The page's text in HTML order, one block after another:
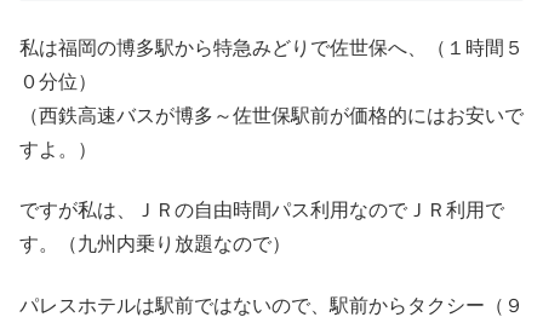
私は福岡の博多駅から特急みどりで佐世保へ、（１時間５
０分位）
（西鉄高速バスが博多～佐世保駅前が価格的にはお安いで
すよ。）
ですが私は、ＪＲの自由時間パス利用なのでＪＲ利用で
す。（九州内乗り放題なので）
パレスホテルは駅前ではないので、駅前からタクシー（９